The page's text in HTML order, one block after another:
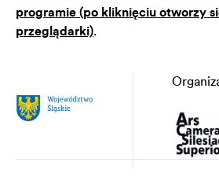
programie (po kliknięciu otworzy
przeglądarki).